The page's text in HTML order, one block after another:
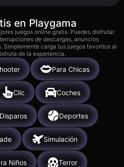
en Playgama
juegos online gratis. Puedes disfrutar
de descargas, anuncios
Simplemente carga tus juegos favoritos al
de la experiencia.
Para Chicas
Clic Coches
Disparos Deportes
Simulación
Niños Terror